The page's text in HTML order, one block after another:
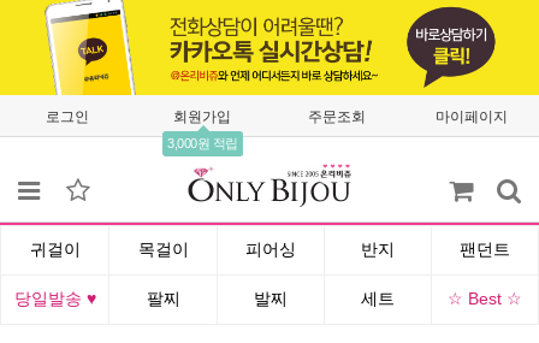
로그인 회원가입
3,000원 적립
주문조회 마이페이지
귀걸이 목걸이 피어싱 반지 팬던트
당일발송 ♥ 팔찌 발찌 세트 ☆ Best ☆